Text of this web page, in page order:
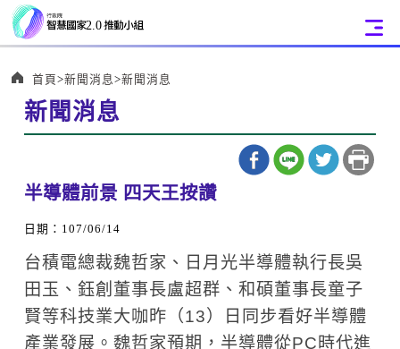
首頁 新聞消息 新聞消息
新聞消息
:::
半導體前景 四天王按讚
日期：107/06/14
台積電總裁魏哲家、日月光半導體執行長吳
田玉、鈺創董事長盧超群、和碩董事長童子
賢等科技業大咖昨（13）日同步看好半導體
產業發展。魏哲家預期，半導體從PC時代進